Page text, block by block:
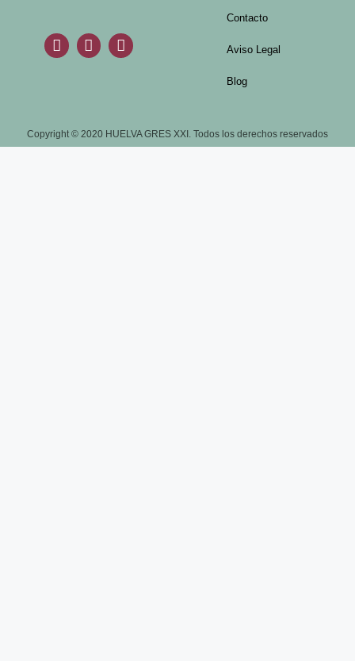
Contacto
Aviso Legal
Blog
Copyright © 2020 HUELVA GRES XXI. Todos los derechos reservados